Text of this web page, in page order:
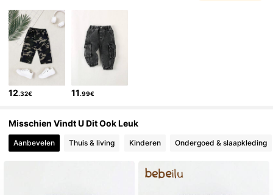
427K Volgers
4.90 427K Volgers
12.32€ 11.99€
Misschien Vindt U Dit Ook Leuk
Aanbevelen Thuis & living Kinderen Ondergoed & slaapkleding